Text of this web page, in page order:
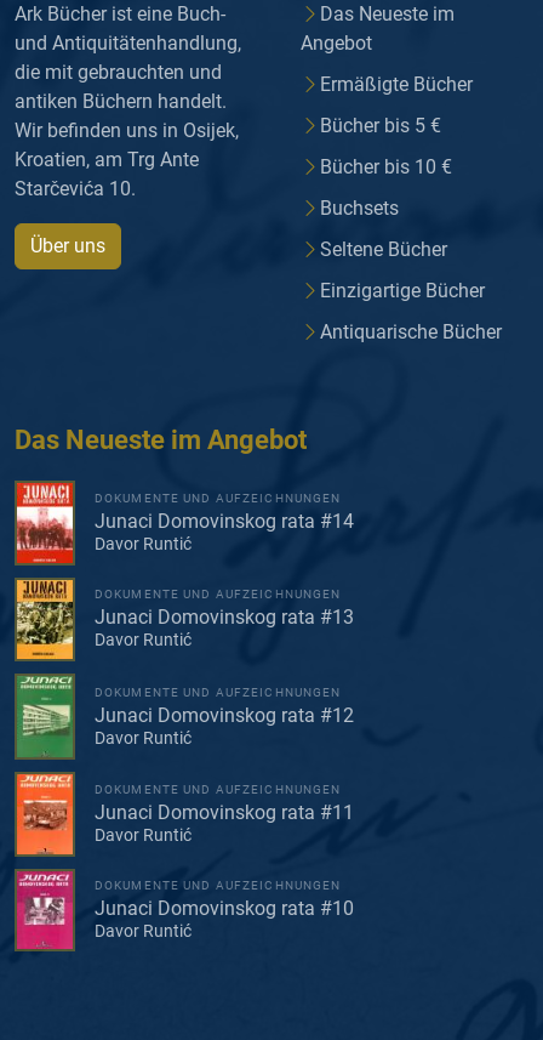
Ark Bücher ist eine Buch-
und Antiquitätenhandlung,
die mit gebrauchten und
antiken Büchern handelt.
Wir befinden uns in Osijek,
Kroatien, am Trg Ante
Starčevića 10.
Über uns
Das Neueste im
Angebot
Ermäßigte Bücher
Bücher bis 5 €
Bücher bis 10 €
Buchsets
Seltene Bücher
Einzigartige Bücher
Antiquarische Bücher
Das Neueste im Angebot
DOKUMENTE UND AUFZEICHNUNGEN
Junaci Domovinskog rata #14
Davor Runtić
DOKUMENTE UND AUFZEICHNUNGEN
Junaci Domovinskog rata #13
Davor Runtić
DOKUMENTE UND AUFZEICHNUNGEN
Junaci Domovinskog rata #12
Davor Runtić
DOKUMENTE UND AUFZEICHNUNGEN
Junaci Domovinskog rata #11
Davor Runtić
DOKUMENTE UND AUFZEICHNUNGEN
Junaci Domovinskog rata #10
Davor Runtić